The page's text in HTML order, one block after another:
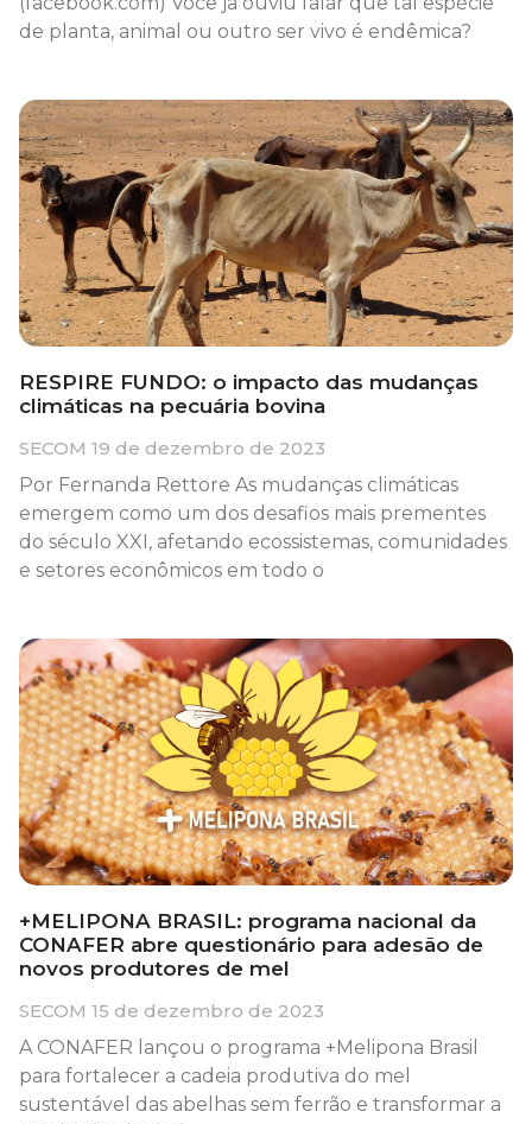
de planta, animal ou outro ser vivo é endêmica?
RESPIRE FUNDO: o impacto das mudanças
climáticas na pecuária bovina
SECOM 19 de dezembro de 2023
Por Fernanda Rettore As mudanças climáticas
emergem como um dos desafios mais prementes
do século XXI, afetando ecossistemas, comunidades
e setores econômicos em todo o
+MELIPONA BRASIL: programa nacional da
CONAFER abre questionário para adesão de
novos produtores de mel
SECOM 15 de dezembro de 2023
A CONAFER lançou o programa +Melipona Brasil
para fortalecer a cadeia produtiva do mel
sustentável das abelhas sem ferrão e transformar a